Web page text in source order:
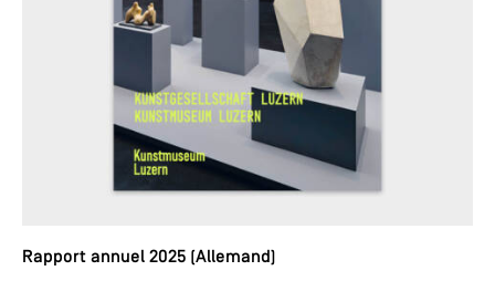
Rapport annuel 2025 (Allemand)